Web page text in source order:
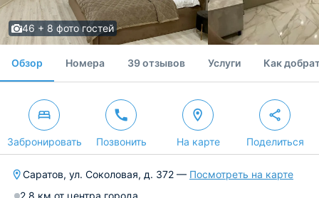
46 + 8 фото гостей
Обзор Номера 39 отзывов Услуги Как
Забронировать Позвонить На карте Поделиться
Саратов, ул. Соколовая, д. 372 — Посмотреть на карте
2.8 км от центра города